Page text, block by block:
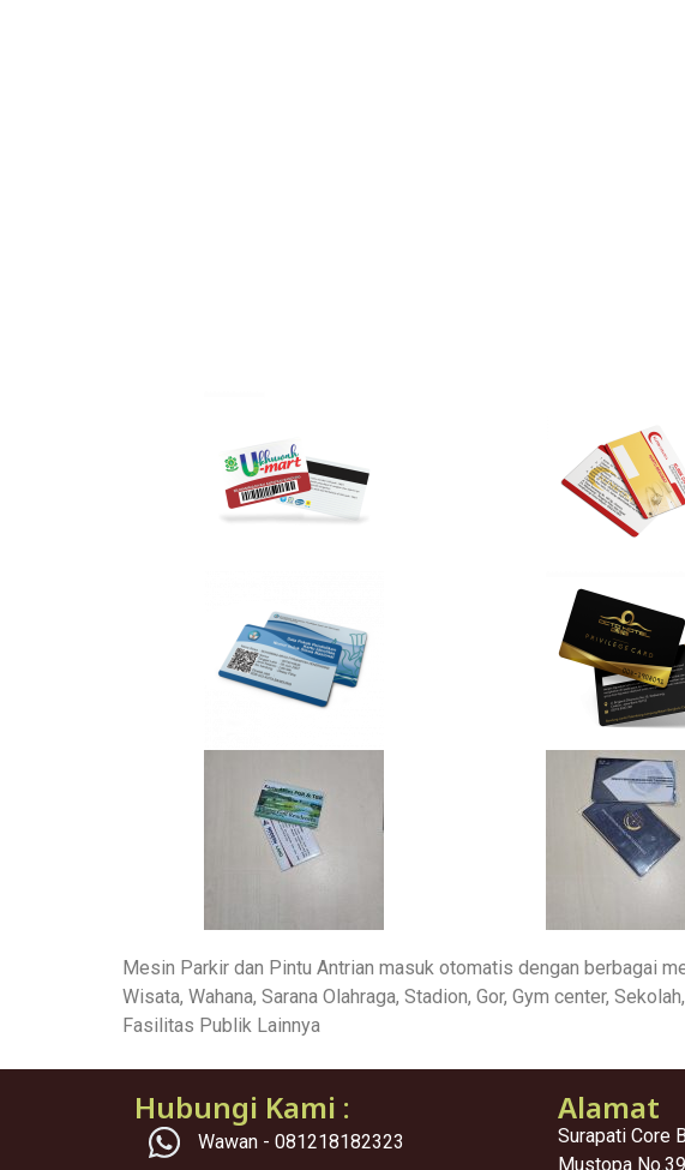
Mesin Parkir dan Pintu Antrian masuk otomatis dengan berbagai
Wisata, Wahana, Sarana Olahraga, Stadion, Gor, Gym center,
Fasilitas Publik Lainnya
Hubungi Kami :
Wawan - 081218182323
Alamat
Surapati Core
Mustopa